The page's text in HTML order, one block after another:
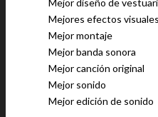
Mejor diseño de
Mejores efectos visuales
Mejor montaje
Mejor banda sonora
Mejor canción original
Mejor sonido
Mejor edición de sonido